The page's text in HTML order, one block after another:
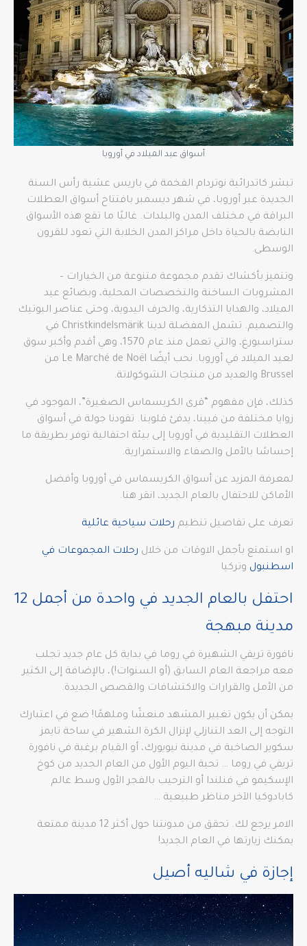
أسواق عيد الميلاد في أوروبا
تبشر كاتدرائية نوتردام الفخمة في باريس عشية رأس السنة
الجديدة عبر أوروبا، في شهر ديسمبر بافتتاح أسواق العطلات
البراقة في مختلف المدن والبلدات. غالبًا ما تقع هذه الأسواق
النابضة بالحياة داخل مراكز المدن الخلابة التي تعود للقرون
الوسطى.
وتتميز بأكشاك تقدم مجموعة متنوعة من الخيارات –
المشروبات الساخنة والتخصصات المحلية، وبضائع عيد
الميلاد، والهدايا التذكارية، والحرف اليدوية، وحتى عناصر البوتيك
والتصميم. تشمل المفضلة لدينا Christkindelsmärik في
ستراسبورغ، والتي تعمل منذ عام 1570، وهي أقدم وأكبر سوق
لعيد الميلاد في أوروبا. نحب أيضًا Le Marché de Noël من
Brussel والعديد من منتجات الشوكولاتة.
كذلك، فإن مفهوم “قرى الكريسماس الصغيرة”، الموجود في
زوايا مختلفة من فيينا، يدفئ قلوبنا. تقودنا جولة في أسواق
العطلات التقليدية في أوروبا إلى بيئة احتفالية توفر بطريقة ما
إحساسًا بالأمل والصفاء والاستمرارية.
لمعرفة المزيد عن أسواق الكريسماس في أوروبا وأفضل
الأماكن للاحتفال بالعام الجديد، انقر هنا.
تعرف على تفاصيل تنظيم رحلات سياحية عائلية
او استمتع بأجمل الاوقات من خلال رحلات المجموعات في
اسطنبول وتركيا
احتفل بالعام الجديد في واحدة من أجمل 12
مدينة مبهجة
نافورة تريفي الشهيرة في روما في بداية كل عام جديد تجلب
معه مراجعة العام السابق (أو السنوات!)، بالإضافة إلى الكثير
من الأمل والقرارات والاكتشافات والقصص الجديدة.
يمكن أن يكون تغيير المشهد منعشًا وملهمًا! ضع في اعتبارك
التوجه إلى العد التنازلي لإنزال الكرة الشهير في ساحة تايمز
سكوير الصاخبة في مدينة نيويورك، أو القيام برغبة في نافورة
تريفي في روما … تحية اليوم الأول من العام الجديد من كوخ
الإسكيمو في فنلندا أو الترحيب بالفجر الأول وسط عالم
كابادوكيا الآخر مناظر طبيعية …
الامر يرجع لك. تحقق من مدونتنا حول أكثر 12 مدينة ممتعة
يمكنك زيارتها في العام الجديد!
إجازة في شاليه أصيل